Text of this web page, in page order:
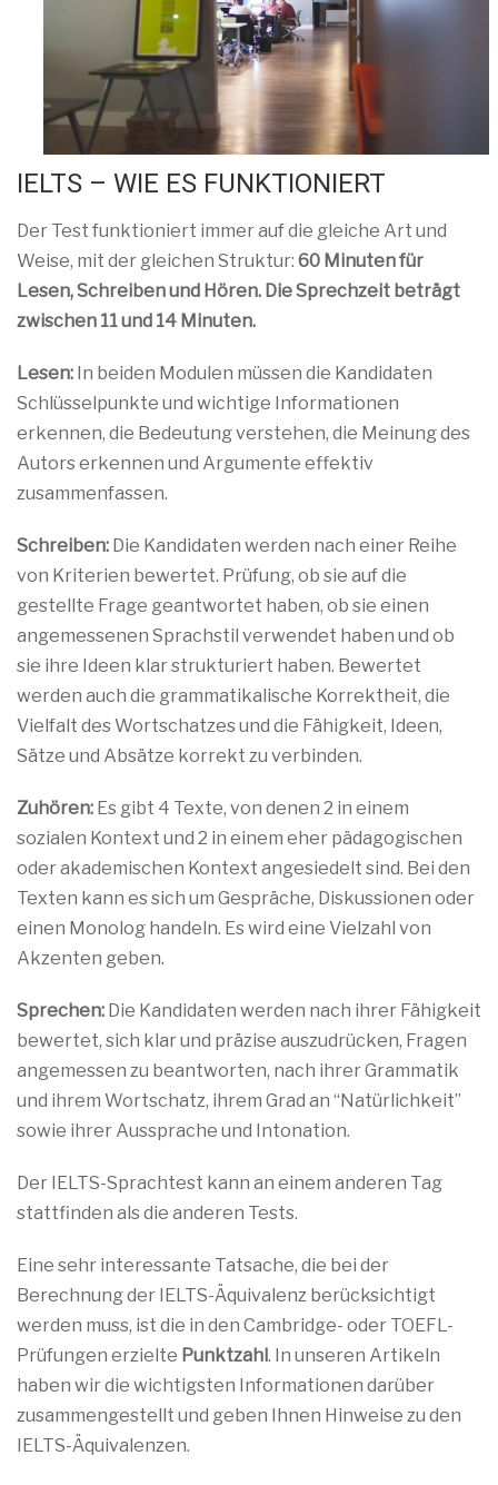
IELTS – WIE ES FUNKTIONIERT
Der Test funktioniert immer auf die gleiche Art und
Weise, mit der gleichen Struktur: 60 Minuten für
Lesen, Schreiben und Hören. Die Sprechzeit beträgt
zwischen 11 und 14 Minuten.
Lesen: In beiden Modulen müssen die Kandidaten
Schlüsselpunkte und wichtige Informationen
erkennen, die Bedeutung verstehen, die Meinung des
Autors erkennen und Argumente effektiv
zusammenfassen.
Schreiben: Die Kandidaten werden nach einer Reihe
von Kriterien bewertet. Prüfung, ob sie auf die
gestellte Frage geantwortet haben, ob sie einen
angemessenen Sprachstil verwendet haben und ob
sie ihre Ideen klar strukturiert haben. Bewertet
werden auch die grammatikalische Korrektheit, die
Vielfalt des Wortschatzes und die Fähigkeit, Ideen,
Sätze und Absätze korrekt zu verbinden.
Zuhören: Es gibt 4 Texte, von denen 2 in einem
sozialen Kontext und 2 in einem eher pädagogischen
oder akademischen Kontext angesiedelt sind. Bei den
Texten kann es sich um Gespräche, Diskussionen oder
einen Monolog handeln. Es wird eine Vielzahl von
Akzenten geben.
Sprechen: Die Kandidaten werden nach ihrer Fähigkeit
bewertet, sich klar und präzise auszudrücken, Fragen
angemessen zu beantworten, nach ihrer Grammatik
und ihrem Wortschatz, ihrem Grad an “Natürlichkeit”
sowie ihrer Aussprache und Intonation.
Der IELTS-Sprachtest kann an einem anderen Tag
stattfinden als die anderen Tests.
Eine sehr interessante Tatsache, die bei der
Berechnung der IELTS-Äquivalenz berücksichtigt
werden muss, ist die in den Cambridge- oder TOEFL-
Prüfungen erzielte Punktzahl. In unseren Artikeln
haben wir die wichtigsten Informationen darüber
zusammengestellt und geben Ihnen Hinweise zu den
IELTS-Äquivalenzen.